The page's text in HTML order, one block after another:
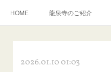
HOME 龍泉寺のご紹介
2026.01.10 01:03